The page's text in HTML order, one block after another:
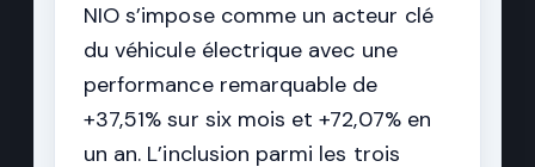
NIO s’impose comme un acteur clé
du véhicule électrique avec une
performance remarquable de
+37,51% sur six mois et +72,07% en
un an. L’inclusion parmi les trois